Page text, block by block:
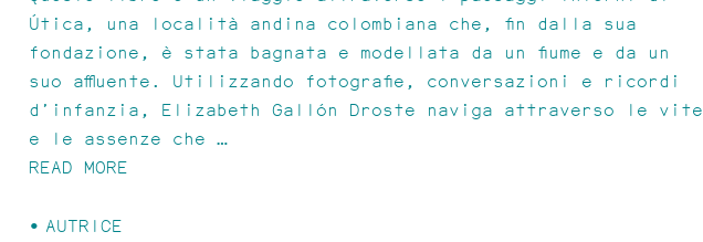
Útica, una località andina colombiana che, fin dalla sua
fondazione, è stata bagnata e modellata da un fiume e da un
suo affluente. Utilizzando fotografie, conversazioni e ricordi
d’infanzia, Elizabeth Gallón Droste naviga attraverso le vite
e le assenze che …
READ MORE
AUTRICE